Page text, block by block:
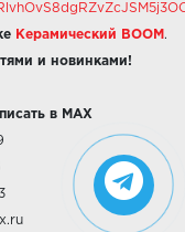
Керамический BOOM .
и новинками!
в MAX